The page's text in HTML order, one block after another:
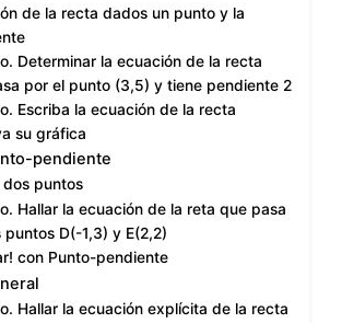
de la recta dados un punto y la
Determinar la ecuación de la recta
por el punto (3,5) y tiene pendiente 2
Escriba la ecuación de la recta
su gráfica
pendiente
dos puntos
Hallar la ecuación de la reta que pasa
puntos D(-1,3) y E(2,2)
con Punto-pendiente
Hallar la ecuación explícita de la recta